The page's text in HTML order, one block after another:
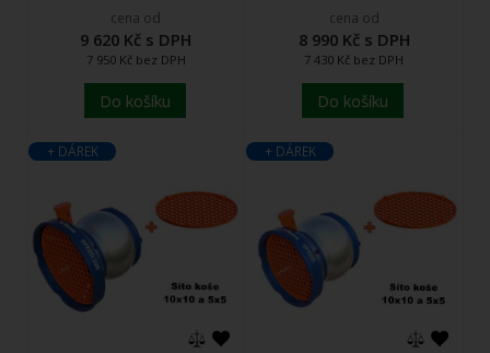
cena od
9 620 Kč s DPH
7 950 Kč bez DPH
Do košíku
cena od
8 990 Kč s DPH
7 430 Kč bez DPH
Do košíku
+ DÁREK + DÁREK